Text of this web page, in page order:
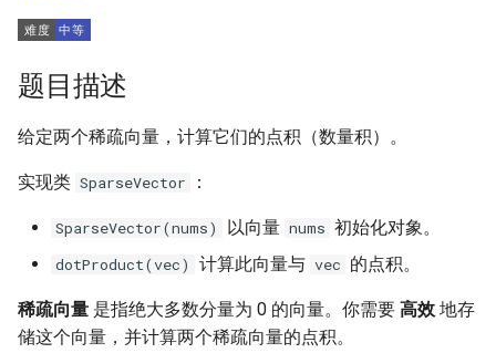
搜
索
擎
方法一：哈希表
5. 替换空格
6. 从尾到头打印链表
7. 重建二叉树
9. 用两个栈实现队列
10.1. 斐波那契数列
11. 旋转数组的最小数字
3. 前 n 个数字二进制中 1 的个
数
4. 只出现一次的数字
5. 单词长度的最大乘积
7. 数组中和为 0 的三个数
8. 和大于等于 target 的最短子
数组
1.3. URL 化
1.4. 回文排列
1.5. 一次编辑
1.6. 字符串压缩
1.7. 旋转矩阵
1.9. 字符串轮转
题目描述
给定两个稀疏向量，计算它们的点积（数量积）。
实现类 SparseVector ：
SparseVector(nums) 以向量 nums 初始化对象。
dotProduct(vec) 计算此向量与 vec 的点积。
稀疏向量 是指绝大多数分量为 0 的向量。你需要 高效 地存
储这个向量，并计算两个稀疏向量的点积。